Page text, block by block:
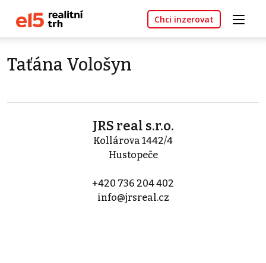
Chci inzerovat
Taťána Vološyn
JRS real s.r.o.
Kollárova 1442/4
Hustopeče
+420 736 204 402
info@jrsreal.cz